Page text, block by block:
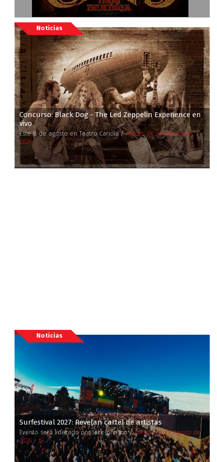
Noticias
Concurso: Black Dog - The Led Zeppelin Experience en
vivo
Este 8 de agosto en Teatro Cariola /Jueves, 06 de Agosto de
2026
Noticias
Surfestival 2027: Revelan cartel de artistas
Evento será liderado por Jack Johnson /Jueves, 06 de Agosto de
2026